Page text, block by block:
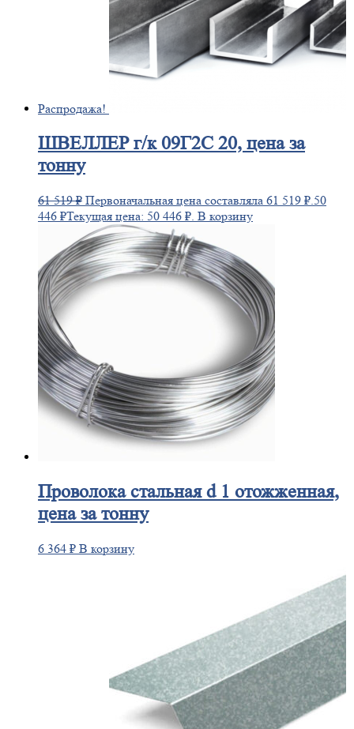
Распродажа!
ШВЕЛЛЕРг/к 09Г2С 20, цена за
тонну
61 519₽ Первоначальная цена составляла 61 519 ₽.50
446 ₽Текущая цена: 50 446 ₽. В корзину
Проволокастальная d 1 отожженная,
цена за тонну
6 364 ₽ В корзину